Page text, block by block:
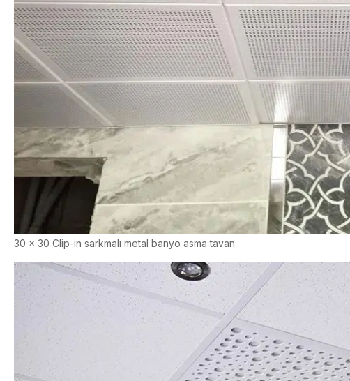
30 x 30 Clip-in sarkmalı metal banyo asma tavan